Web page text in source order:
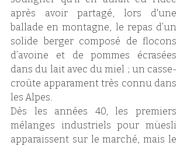
après avoir partagé, lors d'une
ballade en montagne, le repas d’un
solide berger composé de flocons
d’avoine et de pommes écrasées
dans du lait avec du miel ; un casse-
croûte apparament très connu dans
les Alpes.
Dès les années 40, les premiers
mélanges industriels pour müesli
apparaissent sur le marché, mais le